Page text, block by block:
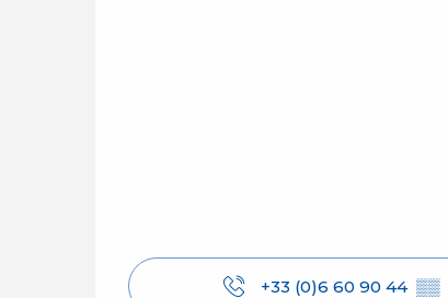
+33 (0)6 60 90 44 ▒▒